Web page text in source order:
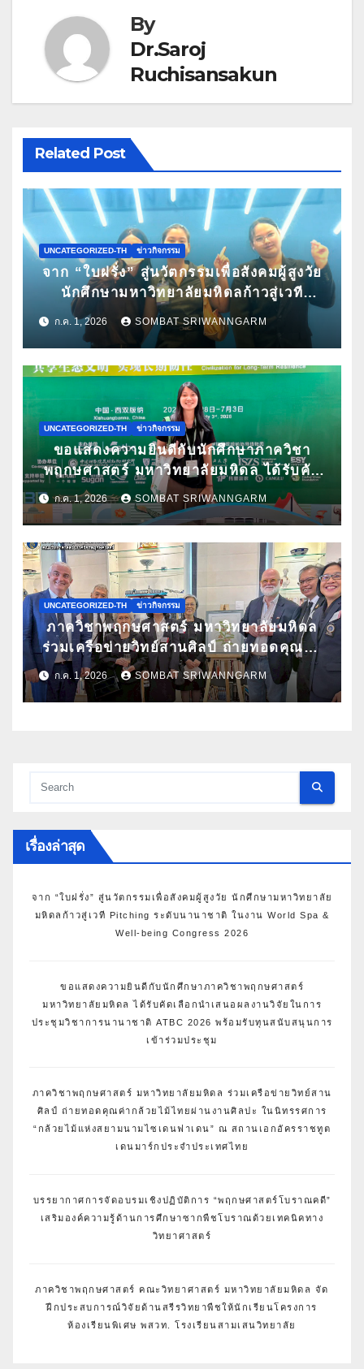
By
Dr.Saroj
Ruchisansakun
Related Post
UNCATEGORIZED-TH ข่าวกิจกรรม
จาก “ใบฝรั่ง” สู่นวัตกรรมเพื่อสังคมผู้สูงวัย
นักศึกษามหาวิทยาลัยมหิดลก้าวสู่เวที
Pitching ระดับนานาชาติ ในงาน World
Spa & Well-being Congress 2026
ก.ค. 1, 2026 SOMBAT SRIWANNGARM
UNCATEGORIZED-TH ข่าวกิจกรรม
ขอแสดงความยินดีกับนักศึกษาภาควิชา
พฤกษศาสตร์ มหาวิทยาลัยมหิดล ได้รับคัด
เลือกนำเสนอผลงานวิจัยในการประชุม
วิชาการนานาชาติ ATBC 2026 พร้อมรับ
ก.ค. 1, 2026 SOMBAT SRIWANNGARM
UNCATEGORIZED-TH ข่าวกิจกรรม
ภาควิชาพฤกษศาสตร์ มหาวิทยาลัยมหิดล
ร่วมเครือข่ายวิทย์สานศิลป์ ถ่ายทอดคุณค่า
กล้วยไม้ไทยผ่านงานศิลปะ ในนิทรรศการ
“กล้วยไม้แห่งสยามนามไซเดนฟาเดน” ณ
ก.ค. 1, 2026 SOMBAT SRIWANNGARM
เรื่องล่าสุด
จาก “ใบฝรั่ง” สู่นวัตกรรมเพื่อสังคมผู้สูงวัย นักศึกษามหาวิทยาลัย
มหิดลก้าวสู่เวที Pitching ระดับนานาชาติ ในงาน World Spa &
Well-being Congress 2026
ขอแสดงความยินดีกับนักศึกษาภาควิชาพฤกษศาสตร์
มหาวิทยาลัยมหิดล ได้รับคัดเลือกนำเสนอผลงานวิจัยในการ
ประชุมวิชาการนานาชาติ ATBC 2026 พร้อมรับทุนสนับสนุนการ
เข้าร่วมประชุม
ภาควิชาพฤกษศาสตร์ มหาวิทยาลัยมหิดล ร่วมเครือข่ายวิทย์สาน
ศิลป์ ถ่ายทอดคุณค่ากล้วยไม้ไทยผ่านงานศิลปะ ในนิทรรศการ
“กล้วยไม้แห่งสยามนามไซเดนฟาเดน” ณ สถานเอกอัครราชทูต
เดนมาร์กประจำประเทศไทย
บรรยากาศการจัดอบรมเชิงปฏิบัติการ “พฤกษศาสตร์โบราณคดี”
เสริมองค์ความรู้ด้านการศึกษาซากพืชโบราณด้วยเทคนิคทาง
วิทยาศาสตร์
ภาควิชาพฤกษศาสตร์ คณะวิทยาศาสตร์ มหาวิทยาลัยมหิดล จัด
ฝึกประสบการณ์วิจัยด้านสรีรวิทยาพืชให้นักเรียนโครงการ
ห้องเรียนพิเศษ พสวท. โรงเรียนสามเสนวิทยาลัย